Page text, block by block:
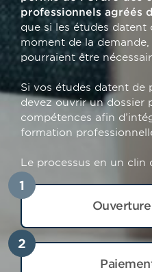
professionnels agréés
que si les études datent
moment de la
pourraient être
Si vos études datent de
devez ouvrir un dossier
compétences afin
formation
Le processus en un clin
1
2